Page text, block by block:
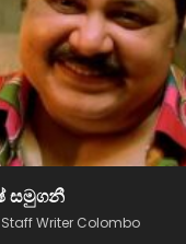
සමුගනී
Staff Writer Colombo